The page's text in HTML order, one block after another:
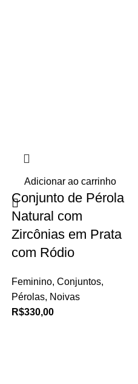
Adicionar ao carrinho
Conjunto de Pérola
Natural com
Zircônias em Prata
com Ródio
Feminino, Conjuntos,
Pérolas, Noivas
R$330,00